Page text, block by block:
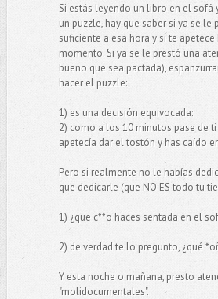
Si estás leyendo un libro en el sofá
un puzzle, hay que saber si ya se le
suficiente a esa hora y si te
momento. Si ya se le prestó una
bueno que sea pactada),
hacer el puzzle:
1) es una decisión equivocada:
2) como a los 10 minutos pase de
apetecía dar el tostón y has caído
Pero si realmente no le habías
que dedicarle (que NO ES todo tu
1) ¿que c**o haces sentada en el
2) de verdad te lo pregunto, ¿qué
Y esta noche o mañana, presto
"molidocumentales".